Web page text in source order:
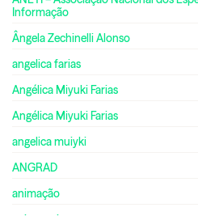
Informação
Ângela Zechinelli Alonso
angelica farias
Angélica Miyuki Farias
Angélica Miyuki Farias
angelica muiyki
ANGRAD
animação